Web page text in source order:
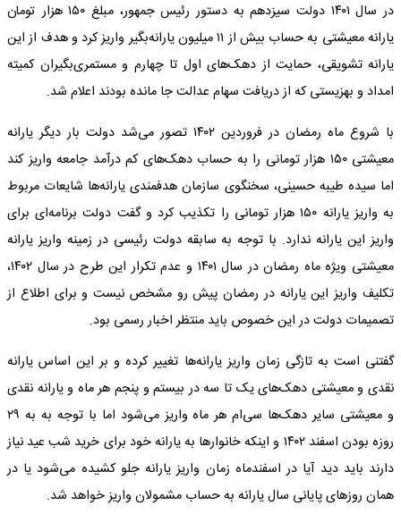
در سال ۱۴۰۱ دولت سیزدهم به دستور رئیس جمهور، مبلغ ۱۵۰ هزار تومان
یارانه معیشتی به حساب بیش از ۱۱ میلیون یارانه‌بگیر واریز کرد و هدف از این
یارانه تشویقی، حمایت از دهک‌های اول تا چهارم و مستمری‌بگیران کمیته
امداد و بهزیستی که از دریافت سهام عدالت جا مانده بودند اعلام شد.
با شروع ماه رمضان در فروردین ۱۴۰۲ تصور می‌شد دولت بار دیگر یارانه
معیشتی ۱۵۰ هزار تومانی را به حساب دهک‌های کم درآمد جامعه واریز کند
اما سیده طیبه حسینی، سخنگوی سازمان هدفمندی یارانه‌ها شایعات مربوط
به واریز یارانه ۱۵۰ هزار تومانی را تکذیب کرد و گفت دولت برنامه‌ای برای
واریز این یارانه ندارد. با توجه به سابقه دولت رئیسی در زمینه واریز یارانه
معیشتی ویژه ماه رمضان در سال ۱۴۰۱ و عدم تکرار این طرح در سال ۱۴۰۲،
تکلیف واریز این یارانه در رمضان پیش رو مشخص نیست و برای اطلاع از
تصمیمات دولت در این خصوص باید منتظر اخبار رسمی بود.
گفتنی است به تازگی زمان واریز یارانه‌ها تغییر کرده و بر این اساس یارانه
نقدی و معیشتی دهک‌های یک تا سه در بیستم و پنجم هر ماه و یارانه نقدی
و معیشتی سایر دهک‌ها سی‌ام هر ماه واریز می‌شود اما با توجه به به ۲۹
روزه بودن اسفند ۱۴۰۲ و اینکه خانوارها به یارانه خود برای خرید شب عید نیاز
دارند باید دید آیا در اسفندماه زمان واریز یارانه جلو کشیده می‌شود یا در
همان روزهای پایانی سال یارانه به حساب مشمولان واریز خواهد شد.